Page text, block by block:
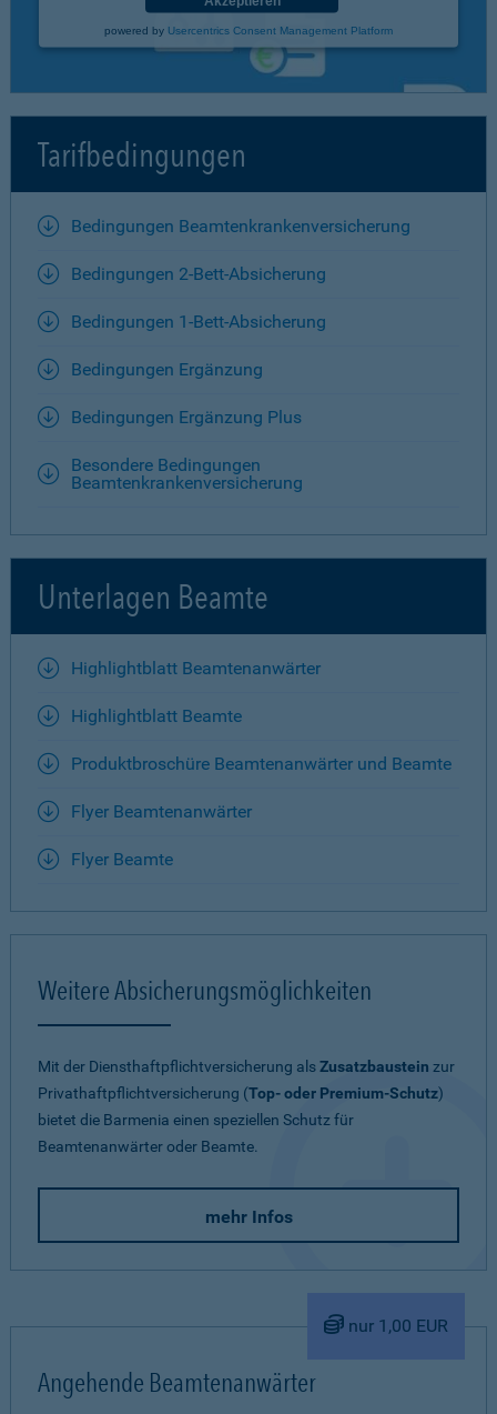
powered by Usercentrics Consent Management Platform
Tarifbedingungen
Bedingungen Beamtenkrankenversicherung
Bedingungen 2-Bett-Absicherung
Bedingungen 1-Bett-Absicherung
Bedingungen Ergänzung
Bedingungen Ergänzung Plus
Besondere Bedingungen
Beamtenkrankenversicherung
Unterlagen Beamte
Highlightblatt Beamtenanwärter
Highlightblatt Beamte
Produktbroschüre Beamtenanwärter und Beamte
Flyer Beamtenanwärter
Flyer Beamte
Weitere Absicherungsmöglichkeiten
Mit der Diensthaftpflichtversicherung alsZusatzbaustein zur
Privathaftpflichtversicherung (Top- oder Premium-Schutz)
bietet die Barmenia einen speziellen Schutz für
Beamtenanwärter oder Beamte.
mehr Infos
nur 1,00 EUR
Angehende Beamtenanwärter